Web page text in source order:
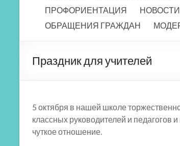
ПРОФОРИЕНТАЦИЯ
ОБРАЩЕНИЯ ГРАЖДАН
Праздник для учителей
5 октября в нашей школе
классных руководителей и педагогов
чуткое отношение.